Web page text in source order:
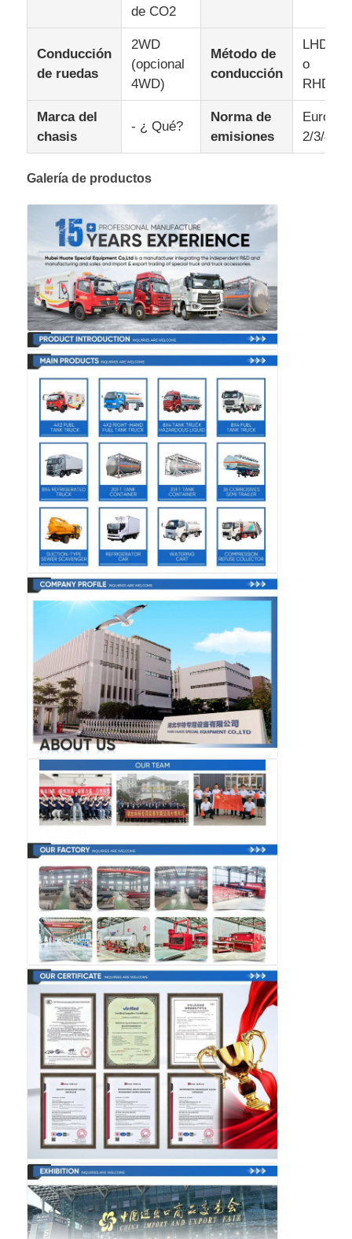
de CO2
Conducción
de ruedas
2WD
(opcional
4WD)
Método de
conducción
LHD
o
RHD
Marca del
chasis
- ¿ Qué?
Norma de
emisiones
Euro
2/3/4
Galería de productos